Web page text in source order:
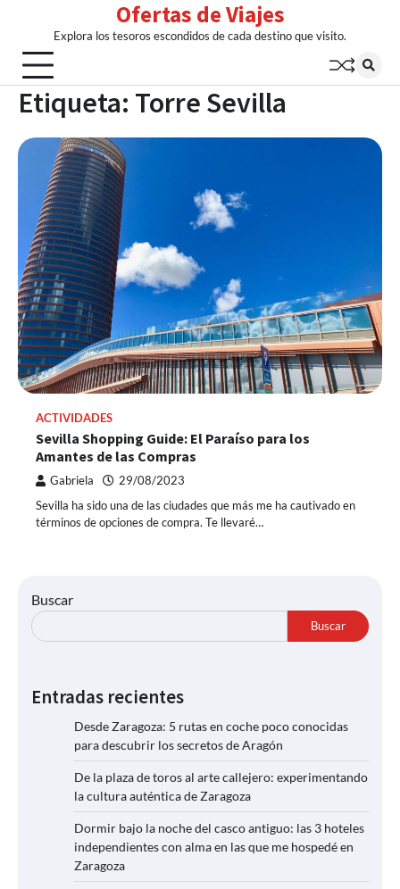
content
Ofertas de Viajes
Explora los tesoros escondidos de cada destino que visito.
Etiqueta: Torre Sevilla
ACTIVIDADES
Sevilla Shopping Guide: El Paraíso para los
Amantes de las Compras
Gabriela 29/08/2023
Sevilla ha sido una de las ciudades que más me ha cautivado en
términos de opciones de compra. Te llevaré…
Buscar
Buscar
Entradas recientes
Desde Zaragoza: 5 rutas en coche poco conocidas
para descubrir los secretos de Aragón
De la plaza de toros al arte callejero: experimentando
la cultura auténtica de Zaragoza
Dormir bajo la noche del casco antiguo: las 3 hoteles
independientes con alma en las que me hospedé en
Zaragoza